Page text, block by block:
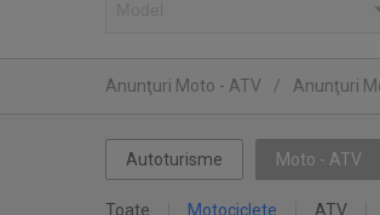
Anunţuri Moto - ATV / Anunţuri
Autoturisme Moto - ATV
Toate Motociclete ATV